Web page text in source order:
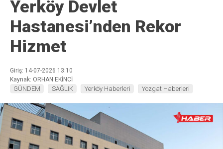
Yerköy Devlet
Hastanesi’nden Rekor
Hizmet
Giriş: 14-07-2026 13:10
Kaynak: ORHAN EKİNCİ
GÜNDEM SAĞLIK Yerköy Haberleri Yozgat Haberleri